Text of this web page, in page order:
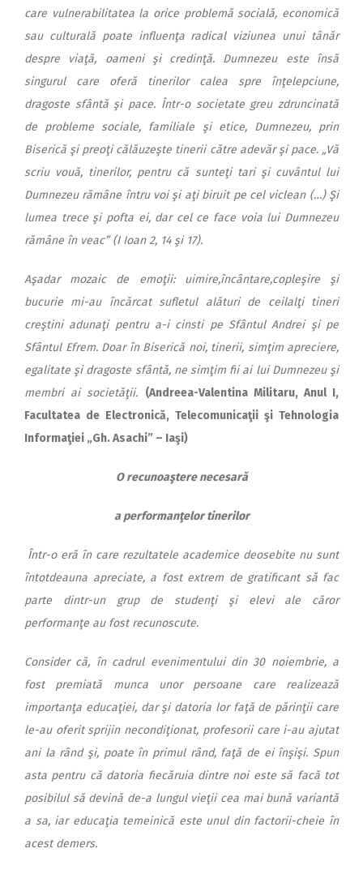
care vulnerabilitatea la orice problemă socială, economică
sau culturală poate influenţa radical viziunea unui tânăr
despre viaţă, oameni şi credinţă. Dumnezeu este însă
singurul care oferă tinerilor calea spre înţelepciune,
dragoste sfântă şi pace. Într-o societate greu zdruncinată
de probleme sociale, familiale şi etice, Dumnezeu, prin
Biserică şi preoţi călăuzeşte tinerii către adevăr şi pace. „Vă
scriu vouă, tinerilor, pentru că sunteţi tari şi cuvântul lui
Dumnezeu rămâne întru voi şi aţi biruit pe cel viclean (…) Şi
lumea trece şi pofta ei, dar cel ce face voia lui Dumnezeu
rămâne în veac” (I Ioan 2, 14 şi 17).
Aşadar mozaic de emoţii: uimire,încântare,copleşire şi
bucurie mi-au încărcat sufletul alături de ceilalţi tineri
creştini adunaţi pentru a-i cinsti pe Sfântul Andrei şi pe
Sfântul Efrem. Doar în Biserică noi, tinerii, simţim apreciere,
egalitate şi dragoste sfântă, ne simţim fii ai lui Dumnezeu şi
membri ai societăţii. (Andreea-Valentina Militaru, Anul I,
Facultatea de Electronică, Telecomunicaţii şi Tehnologia
Informaţiei „Gh. Asachi” – Iaşi)
O recunoaştere necesară
a performanţelor tinerilor
Într-o eră în care rezultatele academice deosebite nu sunt
întotdeauna apreciate, a fost extrem de gratificant să fac
parte dintr-un grup de studenţi şi elevi ale căror
performanţe au fost recunoscute.
Consider că, în cadrul evenimentului din 30 noiembrie, a
fost premiată munca unor persoane care realizează
importanţa educaţiei, dar şi datoria lor faţă de părinţii care
le-au oferit sprijin necondiţionat, profesorii care i-au ajutat
ani la rând şi, poate în primul rând, faţă de ei înşişi. Spun
asta pentru că datoria fiecăruia dintre noi este să facă tot
posibilul să devină de-a lungul vieţii cea mai bună variantă
a sa, iar educaţia temeinică este unul din factorii-cheie în
acest demers.